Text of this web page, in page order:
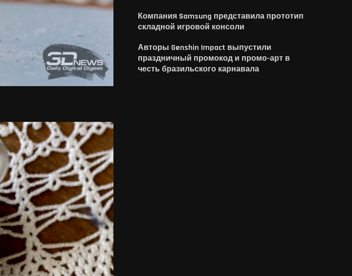
Компания Samsung представила прототип
складной игровой консоли
Авторы Genshin Impact выпустили
праздничный промокод и промо-арт в
честь бразильского карнавала